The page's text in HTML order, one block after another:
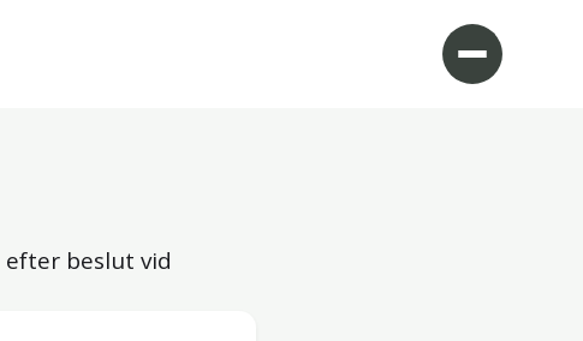
efter beslut vid